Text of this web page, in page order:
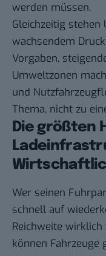
werden müssen.
Gleichzeitig
wachsendem
Vorgaben,
Umweltzonen
und
Thema, nicht zu
Die größten
Wer seinen
schnell auf
Reichweite
können Fahrzeuge